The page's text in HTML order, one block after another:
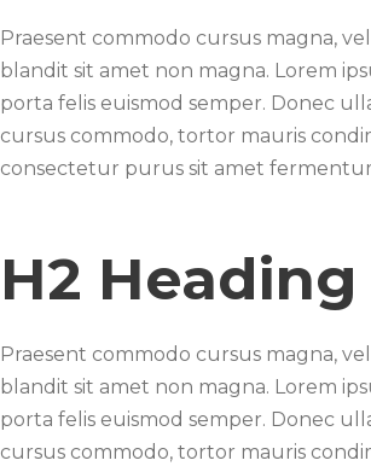
Praesent commodo cursus magna,
blandit sit amet non magna. Lorem
porta felis euismod semper. Donec
cursus commodo, tortor mauris
consectetur purus sit amet
H2 Heading
Praesent commodo cursus magna,
blandit sit amet non magna. Lorem
porta felis euismod semper. Donec
cursus commodo, tortor mauris